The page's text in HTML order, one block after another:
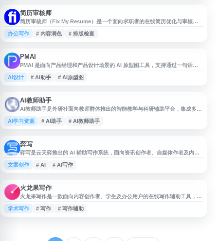
简历审核师
简历审核师（Fix My Resume）是一个面向求职者的在线简历优化与审核工
具，提供简历内容检查、表达润色、结构建议和求职材料改进参考，帮助用户
发现简历中的信息缺失、表述不清和排版问题。网站适合用于简历修改、岗位
办公写作 # 内容润色 # 排版检查
PMAI
PMAI 是面向产品经理和产品设计场景的 AI 原型图工具，支持通过一句话生
成原型图，帮助快速完成产品界面构思与原型搭建。平台提供 AI 原型图生
成、PRD 生成等常用功能，可作为 Axure 等传统原型工具的辅助或替代方
AI设计 # AI助手 # AI原型图
AI教师助手
AI教师助手是外研社面向教师群体推出的智能教学与科研辅助平台，集成多版
本大语言模型能力，覆盖外语教学与全学科教学场景。平台支持教学计划生
成、教学内容设计、教学活动策划、智能出题、知识储备、多文档问答、学生
AI学习资源 # AI助手 # AI教师助手
弈写
弈写是云天弈推出的 AI 辅助写作系统，面向资讯创作者、自媒体作者及内容
编辑等用户，提供辅助选题、辅助写作、话题梳理、辅助阅读和辅助组稿等功
能。平台通过人工智能技术帮助用户提升内容生产效率，拓展写作思路，适用
文案创作 # AI # AI写作
火龙果写作
火龙果写作是一款面向内容创作者、学生及办公用户的在线写作辅助工具，提
供错别字纠正、语法检查、文本校对、改写、扩写等功能，帮助提升文章表达
质量与写作效率。平台适用于论文修改、学术改写、自媒体写稿、公众号编
学术写作 # 写作 # 写作辅助